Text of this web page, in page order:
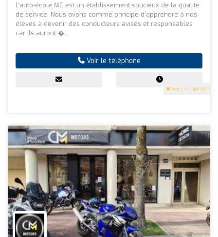
4.5 (171 Opinions)
L’auto-école MC est un établissement soucieux de la qualité
de service. Nous avons comme principe d’apprendre à nos
élèves à devenir des conducteurs avisés et responsables
car ils auront �...
Voir le téléphone